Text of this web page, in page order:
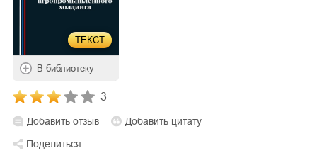
ТЕКСТ
В библиотеку
3
Добавить отзыв
Добавить цитату
Поделиться